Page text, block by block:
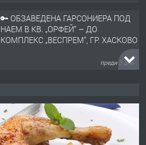
🔑 ОБЗАВЕДЕНА ГАРСОНИЕРА ПОД
НАЕМ В КВ. „ОРФЕЙ“ – ДО
КОМПЛЕКС „ВЕСПРЕМ“, ГР. ХАСКОВО
преди 3 дни
АПАРТАМЕНТ В ЦЕНТЪРА НА ГР.
ХАСКОВО
преди 4 дни